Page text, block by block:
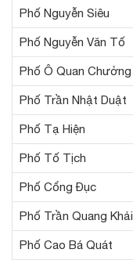
Phố Nguyễn Siêu
Phố Nguyễn Văn Tố
Phố Ô Quan Chưởng
Phố Trần Nhật Duật
Phố Tạ Hiện
Phố Tố Tịch
Phố Cổng Đục
Phố Trần Quang Khải
Phố Cao Bá Quát